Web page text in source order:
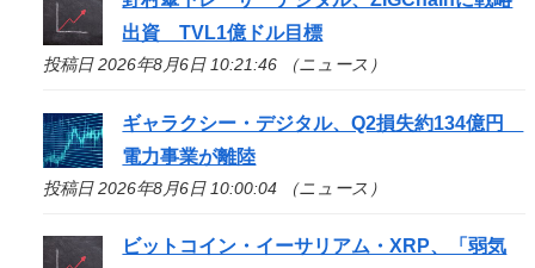
出資 TVL1億ドル目標
投稿日 2026年8月6日 10:21:46 （ニュース）
ギャラクシー・デジタル、Q2損失約134億円
電力事業が離陸
投稿日 2026年8月6日 10:00:04 （ニュース）
ビットコイン・イーサリアム・XRP、「弱気